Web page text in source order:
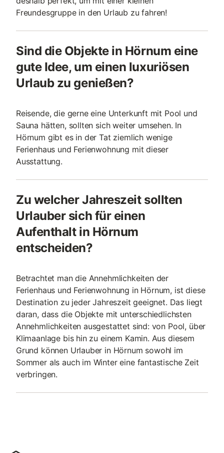
Freundesgruppe in den Urlaub zu fahren!
Sind die Objekte in Hörnum eine
gute Idee, um einen luxuriösen
Urlaub zu genießen?
Reisende, die gerne eine Unterkunft mit Pool und
Sauna hätten, sollten sich weiter umsehen. In
Hörnum gibt es in der Tat ziemlich wenige
Ferienhaus und Ferienwohnung mit dieser
Ausstattung.
Zu welcher Jahreszeit sollten
Urlauber sich für einen
Aufenthalt in Hörnum
entscheiden?
Betrachtet man die Annehmlichkeiten der
Ferienhaus und Ferienwohnung in Hörnum, ist diese
Destination zu jeder Jahreszeit geeignet. Das liegt
daran, dass die Objekte mit unterschiedlichsten
Annehmlichkeiten ausgestattet sind: von Pool, über
Klimaanlage bis hin zu einem Kamin. Aus diesem
Grund können Urlauber in Hörnum sowohl im
Sommer als auch im Winter eine fantastische Zeit
verbringen.